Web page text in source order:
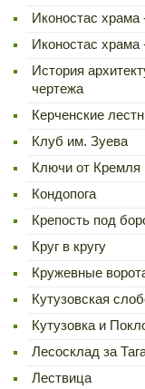
Иконостас храма
Иконостас храма
История
чертежа
Керченские
Клуб им. Зуева
Ключи от Кремля
Кондопога
Крепость под
Круг в кругу
Кружевные
Кутузовская
Кутузовка и
Лесосклад за
Лествица